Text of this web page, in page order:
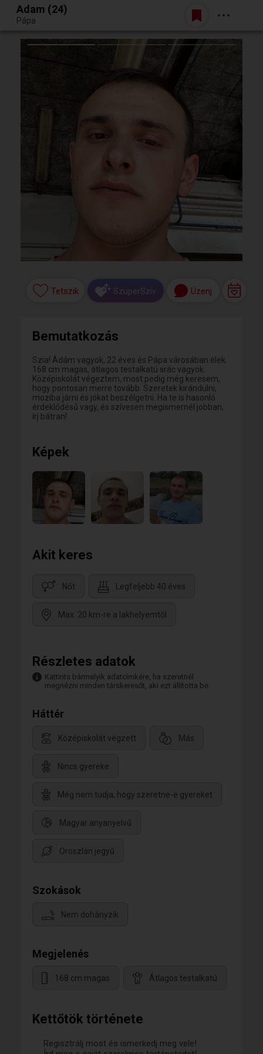
Egy jó randiból bármi lehet.
Belépés
Adam (24)
Pápa
Kettőtök története
Regisztrálj most és ismerkedj meg vele!
Tetszik SzuperSzív Üzenj
Bemutatkozás
Szia! Ádám vagyok, 22 éves és Pápa városában élek.
168 cm magas, átlagos testalkatú srác vagyok.
Középiskolát végeztem, most pedig még keresem,
hogy pontosan merre tovább. Szeretek kirándulni,
moziba járni és jókat beszélgetni. Ha te is hasonló
érdeklődésű vagy, és szívesen megismernél jobban,
írj bátran!
Képek
Akit keres
Nőt Legfeljebb 40 éves
Max. 20 km-re a lakhelyemtől
Részletes adatok
Kattints bármelyik adatcímkére, ha szeretnél
megnézni minden társkeresőt, aki ezt állította be.
Háttér
Középiskolát végzett Más
Nincs gyereke
Még nem tudja, hogy szeretne-e gyereket
Magyar anyanyelvű
Oroszlán jegyű
Szokások
Nem dohányzik
Megjelenés
168 cm magas Átlagos testalkatú